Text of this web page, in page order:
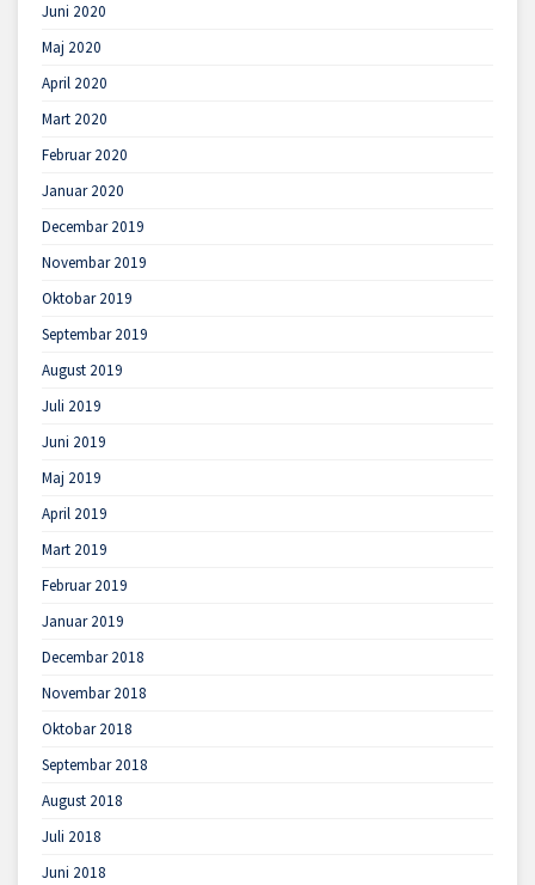
Juni 2020
Maj 2020
April 2020
Mart 2020
Februar 2020
Januar 2020
Decembar 2019
Novembar 2019
Oktobar 2019
Septembar 2019
August 2019
Juli 2019
Juni 2019
Maj 2019
April 2019
Mart 2019
Februar 2019
Januar 2019
Decembar 2018
Novembar 2018
Oktobar 2018
Septembar 2018
August 2018
Juli 2018
Juni 2018